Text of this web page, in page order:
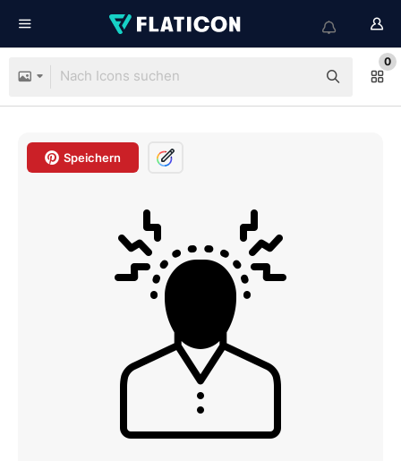
0
Speichern